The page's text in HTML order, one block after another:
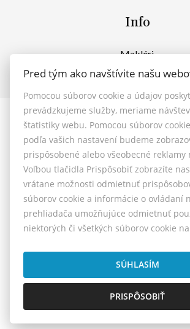
Info
Makléri
Napíšte nám
Kontakt
© 2026 - MAXFIN REAL
Vašinova 125/61, Nitra 949 01, E-mail:
Nastavenie cookies
Všeobecné podmienky
Reklamačný poriadok
Etický kódex
Pred tým ako navštívite našu
Pomocou súborov cookie a údajov
prevádzkujeme služby, meriame
štatistiky webu. Pomocou súborov
podľa vašich nastavení budeme
prispôsobené alebo všeobecné reklamy
Voľbou tlačidla Prispôsobiť zobrazíte
vrátane možnosti odmietnuť
súborov cookie a informácie o ovládaní
prehliadača umožňujúce odmietnuť
niektorých či všetkých súborov cookie
SÚHLASÍM
PRISPÔSOBIŤ